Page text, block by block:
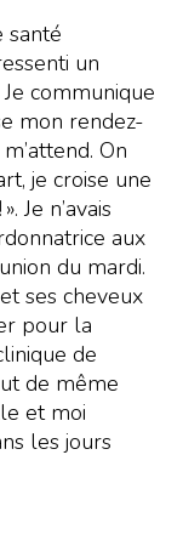
santé
un
communique
mon rendez-
On
je croise une
Je n’avais
aux
du mardi.
ses cheveux
pour la
de
de même
et moi
les jours